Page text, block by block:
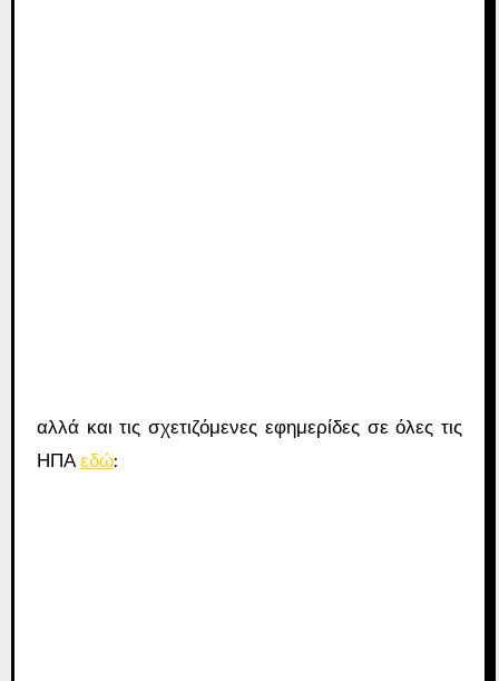
αλλά και τις σχετιζόμενες εφημερίδες σε όλες τις
ΗΠΑ εδώ: